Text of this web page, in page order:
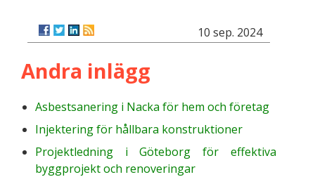
10 sep. 2024
Andra inlägg
Asbestsanering i Nacka för hem och företag
Injektering för hållbara konstruktioner
Projektledning i Göteborg för effektiva
byggprojekt och renoveringar